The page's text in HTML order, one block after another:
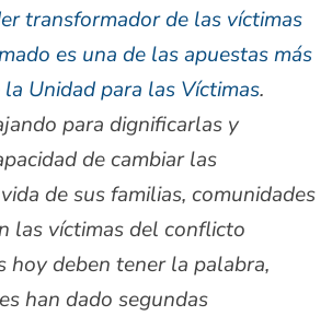
transformador de las víctimas
es una de las apuestas más
Unidad para las Víctimas.
para dignificarlas y
de cambiar las
de sus familias, comunidades
las víctimas del conflicto
hoy deben tener la palabra,
han dado segundas